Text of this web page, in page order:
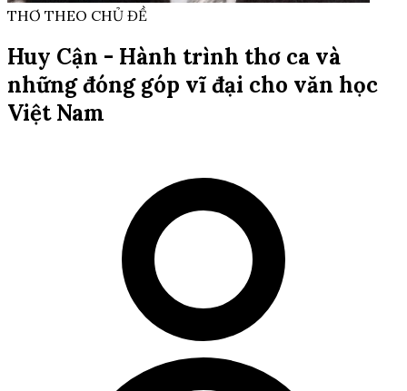
THƠ THEO CHỦ ĐỀ
Huy Cận - Hành trình thơ ca và
những đóng góp vĩ đại cho văn học
Việt Nam